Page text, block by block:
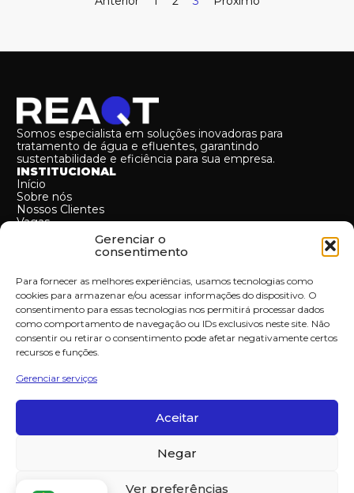
Gerenciar o
consentimento
Para fornecer as melhores experiências, usamos tecnologias como
cookies para armazenar e/ou acessar informações do dispositivo. O
consentimento para essas tecnologias nos permitirá processar dados
como comportamento de navegação ou IDs exclusivos neste site. Não
consentir ou retirar o consentimento pode afetar negativamente certos
recursos e funções.
Gerenciar serviços
Aceitar
Negar
Ver preferências
Somos especialista em soluções inovadoras para
tratamento de água e efluentes, garantindo
sustentabilidade e eficiência para sua empresa.
INSTITUCIONAL
Início
Sobre nós
Nossos Clientes
Vagas
MAPA DO SITE
SERVIÇOS
B.O.O (Build-own & operate)
B.O.T (Build-Operate & Transfer)
Operação e manutenção
Turnkey
Projetos e consultorias
CONTATO:
+55 (11) 94513-2734
contato@reaqt.com.br
R. do Rocio, 313 - 4º ANDAR - Vila Olímpia, São Paulo -
CNPJ: